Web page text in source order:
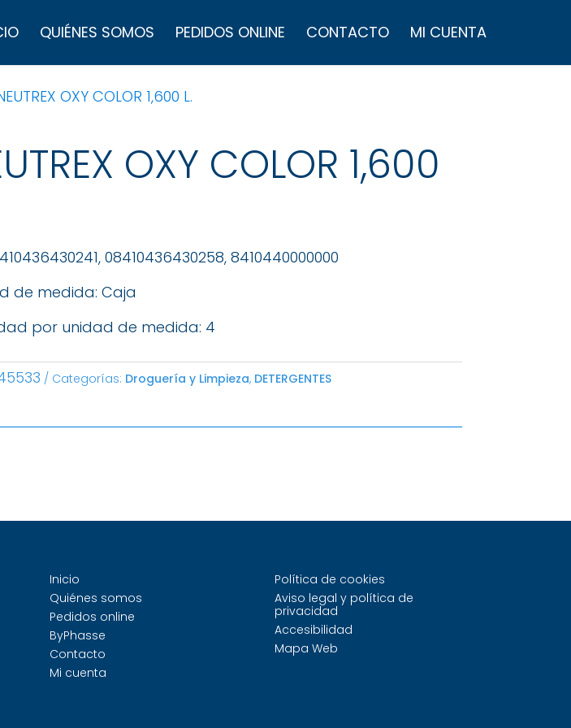
QUIÉNES SOMOS PEDIDOS ONLINE CONTACTO MI CUENTA
de
productos
OXY COLOR 1,600 L.
OXY COLOR 1,600
08410436430258, 8410440000000
de medida: Caja
por unidad de medida: 4
Categorías: Droguería y Limpieza, DETERGENTES
Inicio
Quiénes somos
Pedidos online
ByPhasse
Contacto
Mi cuenta
Política de cookies
Aviso legal y política de
privacidad
Accesibilidad
Mapa Web